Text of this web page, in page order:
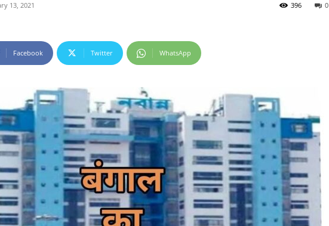
13, 2021 0
396
Facebook Twitter WhatsApp